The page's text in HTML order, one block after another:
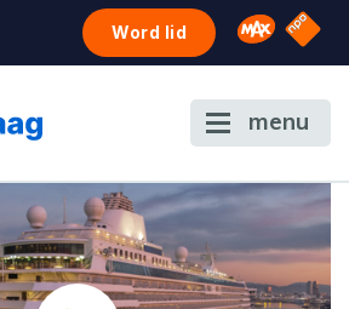
Word lid Omroep
NPO
menu